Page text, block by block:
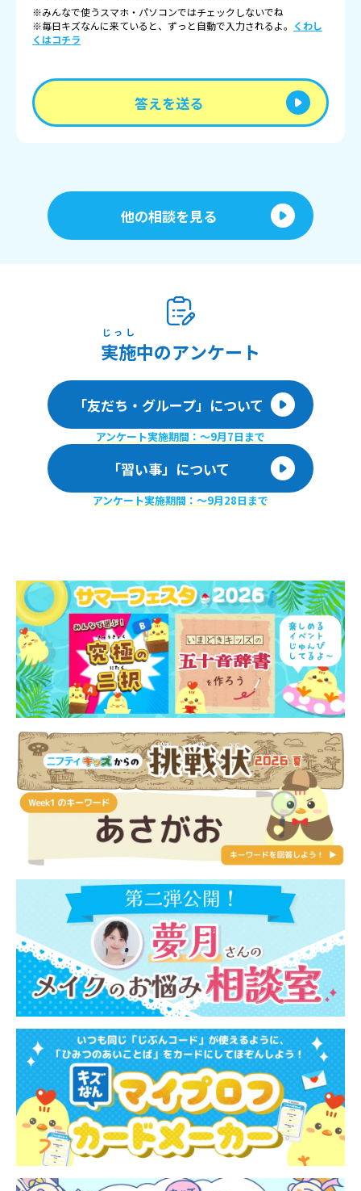
※みんなで使うスマホ・パソコンではチェックしないでね
※毎日キズなんに来ていると、ずっと自動で入力されるよ。 くわし
くはコチラ
答えを送る
他の相談を見る
実施
じっし
中のアンケート
「友だち・グループ」について
アンケート実施期間：〜9月7日まで
「習い事」について
アンケート実施期間：〜9月28日まで